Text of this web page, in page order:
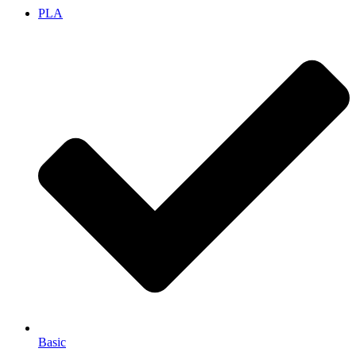
PLA
Basic